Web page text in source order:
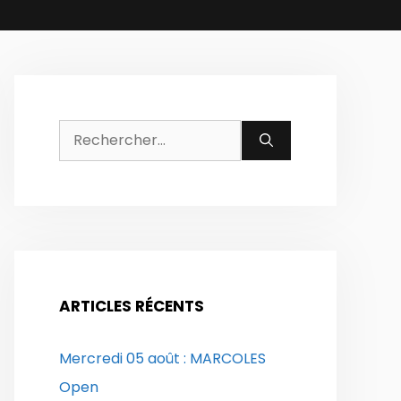
Rechercher :
ARTICLES RÉCENTS
Mercredi 05 août : MARCOLES
Open